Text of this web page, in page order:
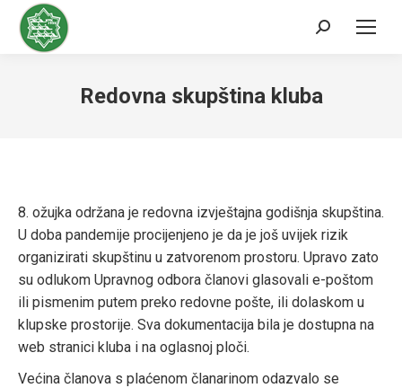
Search:
Redovna skupština kluba
8. ožujka održana je redovna izvještajna godišnja skupština.
U doba pandemije procijenjeno je da je još uvijek rizik
organizirati skupštinu u zatvorenom prostoru. Upravo zato
su odlukom Upravnog odbora članovi glasovali e-poštom
ili pismenim putem preko redovne pošte, ili dolaskom u
klupske prostorije. Sva dokumentacija bila je dostupna na
web stranici kluba i na oglasnoj ploči.
Većina članova s plaćenom članarinom odazvalo se